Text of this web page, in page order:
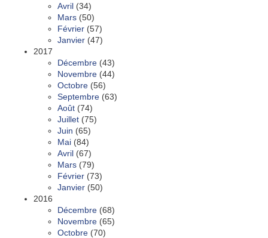
Avril (34)
Mars (50)
Février (57)
Janvier (47)
2017
Décembre (43)
Novembre (44)
Octobre (56)
Septembre (63)
Août (74)
Juillet (75)
Juin (65)
Mai (84)
Avril (67)
Mars (79)
Février (73)
Janvier (50)
2016
Décembre (68)
Novembre (65)
Octobre (70)